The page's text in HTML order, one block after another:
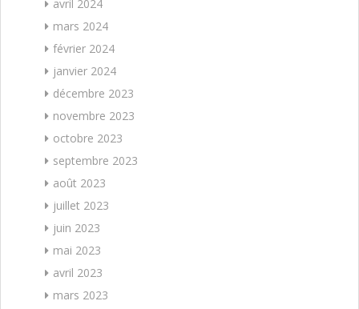
avril 2024
mars 2024
février 2024
janvier 2024
décembre 2023
novembre 2023
octobre 2023
septembre 2023
août 2023
juillet 2023
juin 2023
mai 2023
avril 2023
mars 2023